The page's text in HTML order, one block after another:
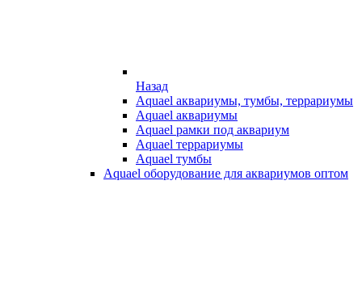
Назад
Aquael аквариумы, тумбы, террариумы
Aquael аквариумы
Aquael рамки под аквариум
Aquael террариумы
Aquael тумбы
Aquael оборудование для аквариумов оптом